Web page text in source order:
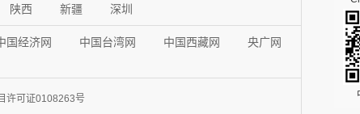
陕西 新疆 深圳
国经济网 中国台湾网 中国西藏网
央广网
许可证0108263号